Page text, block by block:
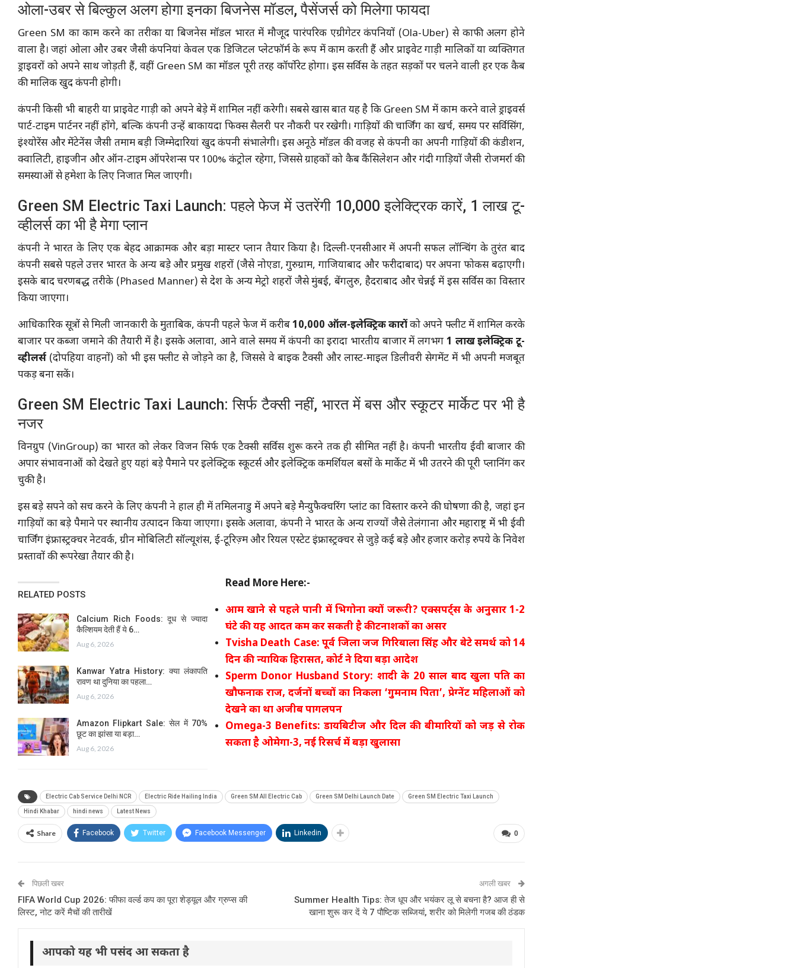
ओला-उबर से बिल्कुल अलग होगा इनका बिजनेस मॉडल, पैसेंजर्स को मिलेगा फायदा
Green SM का काम करने का तरीका या बिजनेस मॉडल भारत में मौजूद पारंपरिक एग्रीगेटर कंपनियों (Ola-Uber) से काफी अलग होने
वाला है। जहां ओला और उबर जैसी कंपनियां केवल एक डिजिटल प्लेटफॉर्म के रूप में काम करती हैं और प्राइवेट गाड़ी मालिकों या व्यक्तिगत
ड्राइवरों को अपने साथ जोड़ती हैं, वहीं Green SM का मॉडल पूरी तरह कॉर्पोरेट होगा। इस सर्विस के तहत सड़कों पर चलने वाली हर एक कैब
की मालिक खुद कंपनी होगी।
कंपनी किसी भी बाहरी या प्राइवेट गाड़ी को अपने बेड़े में शामिल नहीं करेगी। सबसे खास बात यह है कि Green SM में काम करने वाले ड्राइवर्स
पार्ट-टाइम पार्टनर नहीं होंगे, बल्कि कंपनी उन्हें बाकायदा फिक्स सैलरी पर नौकरी पर रखेगी। गाड़ियों की चार्जिंग का खर्च, समय पर सर्विसिंग,
इंश्योरेंस और मेंटेनेंस जैसी तमाम बड़ी जिम्मेदारियां खुद कंपनी संभालेगी। इस अनूठे मॉडल की वजह से कंपनी का अपनी गाड़ियों की कंडीशन,
क्वालिटी, हाइजीन और ऑन-टाइम ऑपरेशन्स पर 100% कंट्रोल रहेगा, जिससे ग्राहकों को कैब कैंसिलेशन और गंदी गाड़ियों जैसी रोजमर्रा की
समस्याओं से हमेशा के लिए निजात मिल जाएगी।
Green SM Electric Taxi Launch: पहले फेज में उतरेंगी 10,000 इलेक्ट्रिक कारें, 1 लाख टू-
व्हीलर्स का भी है मेगा प्लान
कंपनी ने भारत के लिए एक बेहद आक्रामक और बड़ा मास्टर प्लान तैयार किया है। दिल्ली-एनसीआर में अपनी सफल लॉन्चिंग के तुरंत बाद
कंपनी सबसे पहले उत्तर भारत के अन्य बड़े और प्रमुख शहरों (जैसे नोएडा, गुरुग्राम, गाजियाबाद और फरीदाबाद) पर अपना फोकस बढ़ाएगी।
इसके बाद चरणबद्ध तरीके (Phased Manner) से देश के अन्य मेट्रो शहरों जैसे मुंबई, बेंगलुरु, हैदराबाद और चेन्नई में इस सर्विस का विस्तार
किया जाएगा।
आधिकारिक सूत्रों से मिली जानकारी के मुताबिक, कंपनी पहले फेज में करीब10,000 ऑल-इलेक्ट्रिक कारोंको अपने फ्लीट में शामिल करके
बाजार पर कब्जा जमाने की तैयारी में है। इसके अलावा, आने वाले समय में कंपनी का इरादा भारतीय बाजार में लगभग 1 लाख इलेक्ट्रिक टू-
व्हीलर्स (दोपहिया वाहनों) को भी इस फ्लीट से जोड़ने का है, जिससे वे बाइक टैक्सी और लास्ट-माइल डिलीवरी सेगमेंट में भी अपनी मजबूत
पकड़ बना सकें।
Green SM Electric Taxi Launch: सिर्फ टैक्सी नहीं, भारत में बस और स्कूटर मार्केट पर भी है
नजर
विनग्रुप (VinGroup) का भारत को लेकर विजन सिर्फ एक टैक्सी सर्विस शुरू करने तक ही सीमित नहीं है। कंपनी भारतीय ईवी बाजार की
अपार संभावनाओं को देखते हुए यहां बड़े पैमाने पर इलेक्ट्रिक स्कूटर्स और इलेक्ट्रिक कमर्शियल बसों के मार्केट में भी उतरने की पूरी प्लानिंग कर
चुकी है।
इस बड़े सपने को सच करने के लिए कंपनी ने हाल ही में तमिलनाडु में अपने बड़े मैन्युफैक्चरिंग प्लांट का विस्तार करने की घोषणा की है, जहां इन
गाड़ियों का बड़े पैमाने पर स्थानीय उत्पादन किया जाएगा। इसके अलावा, कंपनी ने भारत के अन्य राज्यों जैसे तेलंगाना और महाराष्ट्र में भी ईवी
चार्जिंग इंफ्रास्ट्रक्चर नेटवर्क, ग्रीन मोबिलिटी सॉल्यूशंस, ई-टूरिज़्म और रियल एस्टेट इंफ्रास्ट्रक्चर से जुड़े कई बड़े और हजार करोड़ रुपये के निवेश
प्रस्तावों की रूपरेखा तैयार की है।
RELATED POSTS
Calcium Rich Foods: दूध से ज्यादा
कैल्शियम देती हैं ये 6…
Aug 6, 2026
Kanwar Yatra History: क्या लंकापति
रावण था दुनिया का पहला…
Aug 6, 2026
Amazon Flipkart Sale: सेल में 70%
छूट का झांसा या बड़ा…
Aug 6, 2026
Read More Here:-
आम खाने से पहले पानी में भिगोना क्यों जरूरी? एक्सपर्ट्स के अनुसार 1-2
घंटे की यह आदत कम कर सकती है कीटनाशकों का असर
Tvisha Death Case: पूर्व जिला जज गिरिबाला सिंह और बेटे समर्थ को 14
दिन की न्यायिक हिरासत, कोर्ट ने दिया बड़ा आदेश
Sperm Donor Husband Story: शादी के 20 साल बाद खुला पति का
खौफनाक राज, दर्जनों बच्चों का निकला ‘गुमनाम पिता’, प्रेग्नेंट महिलाओं को
देखने का था अजीब पागलपन
Omega-3 Benefits: डायबिटीज और दिल की बीमारियों को जड़ से रोक
सकता है ओमेगा-3, नई रिसर्च में बड़ा खुलासा
Electric Cab Service Delhi NCR Electric Ride Hailing India Green SM All Electric Cab Green SM Delhi Launch Date Green SM Electric Taxi Launch
Hindi Khabar hindi news Latest News
0
Share Facebook Twitter Facebook Messenger Linkedin
पिछली खबर
FIFA World Cup 2026: फीफा वर्ल्ड कप का पूरा शेड्यूल और ग्रुप्स की
लिस्ट, नोट करें मैचों की तारीखें
अगली खबर
Summer Health Tips: तेज धूप और भयंकर लू से बचना है? आज ही से
खाना शुरू कर दें ये 7 पौष्टिक सब्जियां, शरीर को मिलेगी गजब की ठंडक
आपको यह भी पसंद आ सकता है